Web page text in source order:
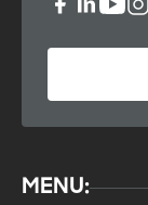
MENU: